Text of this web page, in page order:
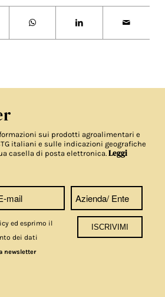
sui prodotti agroalimentari e
italiani e sulle indicazioni geografiche
casella di posta elettronica.Leggi
ed esprimo il
dei dati
newsletter